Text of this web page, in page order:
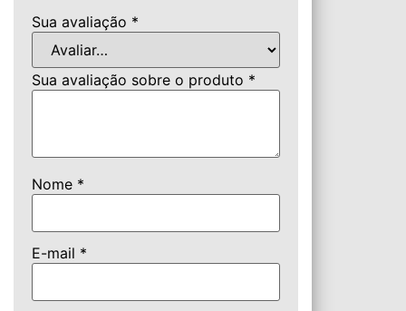
Sua avaliação *
Sua avaliação sobre o produto *
Nome *
E-mail *